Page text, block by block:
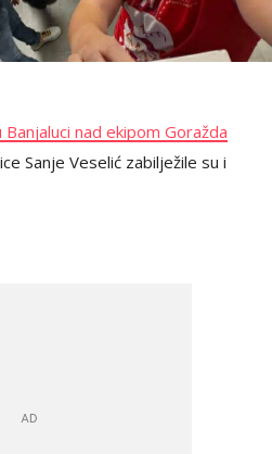
nad ekipom Goražda
Sanje Veselić zabilježile su i